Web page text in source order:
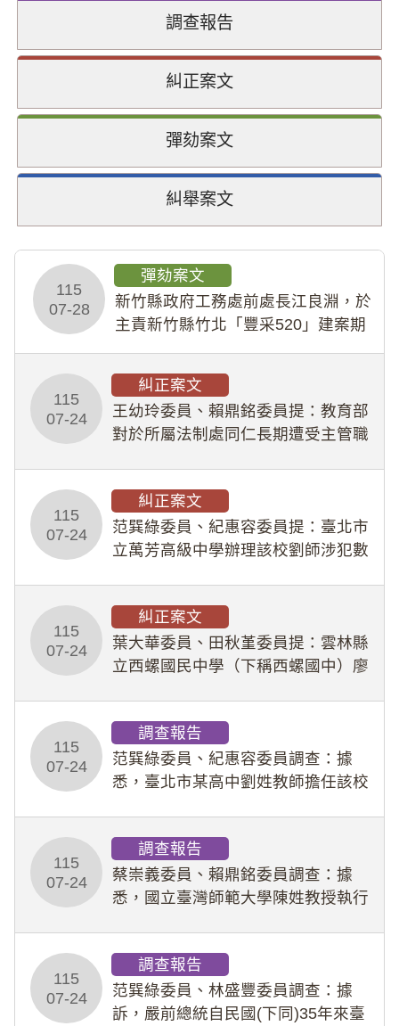
調查報告
糾正案文
彈劾案文
糾舉案文
115
07-28
彈劾案文
新竹縣政府工務處前處長江良淵，於
主責新竹縣竹北「豐采520」建案期
幣1,483萬餘元，並長期收受建商餽
贈；復罔顧公共安全，圖利默許建商
於停工期間
115
07-24
糾正案文
王幼玲委員、賴鼎銘委員提：教育部
對於所屬法制處同仁長期遭受主管職
人員保障法」及「職業安全衛生法」
所定維護公務人員
115
07-24
糾正案文
范巽綠委員、紀惠容委員提：臺北市
立萬芳高級中學辦理該校劉師涉犯數
業把關與糾錯功能，不僅首份調查報
告漏未審酌師生不
115
07-24
糾正案文
葉大華委員、田秋堇委員提：雲林縣
立西螺國民中學（下稱西螺國中）廖
教羽球隊學生等行為，歷經該校校園
事件處理會議（下
115
07-24
調查報告
范巽綠委員、紀惠容委員調查：據
悉，臺北市某高中劉姓教師擔任該校
行拍攝特定樣態性影像並以手機傳送
劉師。該生因畏懼成
115
07-24
調查報告
蔡崇義委員、賴鼎銘委員調查：據
悉，國立臺灣師範大學陳姓教授執行
術倫理等情案調查報告。(115教調
31)
115
07-24
調查報告
范巽綠委員、林盛豐委員調查：據
訴，嚴前總統自民國(下同)35年來臺